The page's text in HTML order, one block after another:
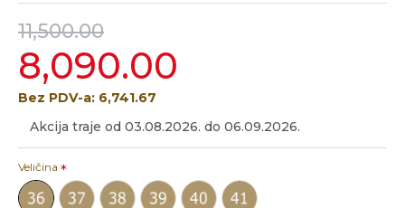
8,090.00
11,500.00
Bez PDV-a: 6,741.67
Akcija traje od 03.08.2026. do 06.09.2026.
Veličina